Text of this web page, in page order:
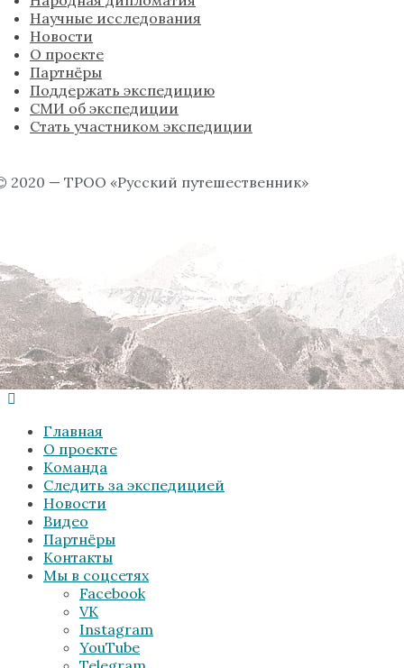
Научные исследования
Новости
О проекте
Партнёры
Поддержать экспедицию
СМИ об экспедиции
Стать участником экспедиции
2020 — ТРОО «Русский путешественник»
Главная
О проекте
Команда
Следить за экспедицией
Новости
Видео
Партнёры
Контакты
Мы в соцсетях
Facebook
VK
Instagram
YouTube